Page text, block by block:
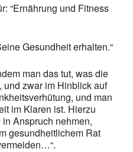
“Ernährung und Fitness
Gesundheit erhalten.“
man das tut, was die
und zwar im Hinblick auf
und man
im Klaren ist. Hierzu
Anspruch nehmen,
gesundheitlichem Rat